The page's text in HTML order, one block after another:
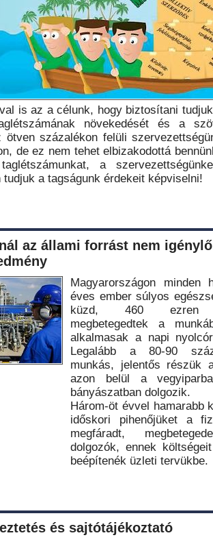
is az a célunk, hogy biztosítani
növekedését és a
ötven százalékon felüli
de ez nem tehet elbizakodottá
a
tudjuk a tagságunk érdekeit képviselni!
az állami forrást nem igénylő
Magyarországon minden
éves ember súlyos
küzd, 460 ezren
megbetegedtek a
alkalmasak a napi
Legalább a 80-90
munkás, jelentős részük
azon belül a
bányászatban dolgozik.
Három-öt évvel hamarabb
időskori pihenőjüket a
megfáradt,
dolgozók, ennek
beépítenék üzleti tervükbe.
és sajtótájékoztató